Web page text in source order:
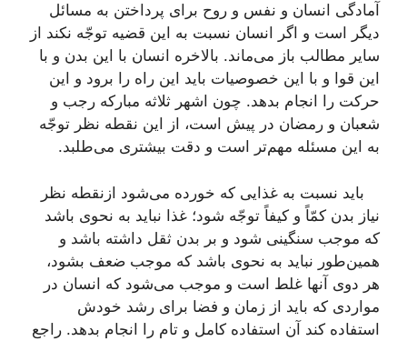
آمادگی انسان و نفس و روح برای پرداختن به مسائل
دیگر است و اگر انسان نسبت به این قضیه توجّه نكند از
سایر مطالب باز می‌ماند. بالاخره انسان با این بدن و با
این قوا و با این خصوصیات باید این راه را برود و این
حركت را انجام بدهد. چون اشهر ثلاثه مباركه رجب و
شعبان و رمضان در پیش است، از این نقطه نظر توجّه
به این مسئله مهم‌تر است و دقت بیشتری می‌طلبد.
باید نسبت به غذایی كه خورده می‌شود ازنقطه نظر
نیاز بدن كمّاً و كیفاً توجّه شود؛ غذا نباید به نحوی باشد
كه موجب سنگینی شود و بر بدن ثقل داشته باشد و
همین‌طور نباید به نحوی باشد كه موجب ضعف بشود،
هر دوی آنها غلط است و موجب می‌شود كه انسان در
مواردی كه باید از زمان و فضا برای رشد خودش
استفاده كند آن استفاده كامل و تام را انجام بدهد. راجع